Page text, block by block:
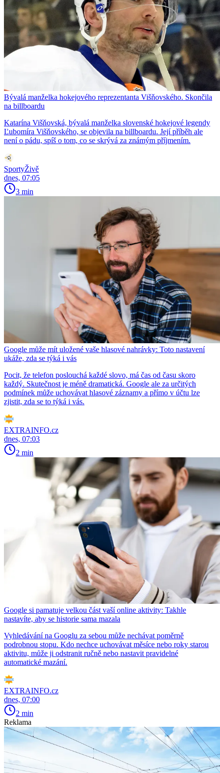
Bývalá manželka hokejového reprezentanta Višňovského. Skončila
na billboardu
Katarína Višňovská, bývalá manželka slovenské hokejové legendy
Ľubomíra Višňovského, se objevila na billboardu. Její příběh ale
není o pádu, spíš o tom, co se skrývá za známým příjmením.
SportyŽivě
dnes, 07:05
3 min
Google může mít uložené vaše hlasové nahrávky: Toto nastavení
ukáže, zda se týká i vás
Pocit, že telefon poslouchá každé slovo, má čas od času skoro
každý. Skutečnost je méně dramatická. Google ale za určitých
podmínek může uchovávat hlasové záznamy a přímo v účtu lze
zjistit, zda se to týká i vás.
EXTRAINFO.cz
dnes, 07:03
2 min
Google si pamatuje velkou část vaší online aktivity: Takhle
nastavíte, aby se historie sama mazala
Vyhledávání na Googlu za sebou může nechávat poměrně
podrobnou stopu. Kdo nechce uchovávat měsíce nebo roky starou
aktivitu, může ji odstranit ručně nebo nastavit pravidelné
automatické mazání.
EXTRAINFO.cz
dnes, 07:00
2 min
Reklama